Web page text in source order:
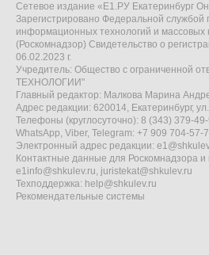
Сетевое издание «Е1.РУ Екатеринбург
Зарегистрировано Федеральной службой
информационных технологий и массовых
(Роскомнадзор) Свидетельство о
06.02.2023 г.
Учредитель: Общество с ограниченной
ТЕХНОЛОГИИ"
Главный редактор: Малкова Марина
Адрес редакции: 620014, Екатеринбург,
Телефоны (круглосуточно): 8 (343) 379-
WhatsApp, Viber, Telegram: +7 909 704-57-
Электронный адрес редакции:
Контактные данные для Роскомнадзора и
e1info@shkulev.ru, juristekat@shkulev.ru
Техподдержка: help@shkulev.ru
Рекомендательные системы